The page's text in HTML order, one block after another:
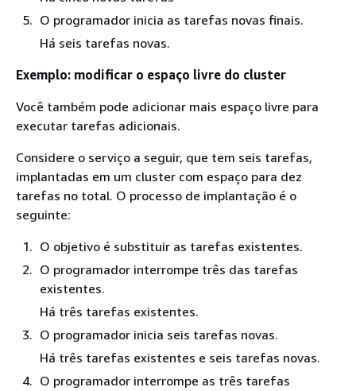
O programador inicia as tarefas novas finais.
Há seis tarefas novas.
Exemplo: modificar o espaço livre do cluster
Você também pode adicionar mais espaço livre para
executar tarefas adicionais.
Considere o serviço a seguir, que tem seis tarefas,
implantadas em um cluster com espaço para dez
tarefas no total. O processo de implantação é o
seguinte:
O objetivo é substituir as tarefas existentes.
O programador interrompe três das tarefas
existentes.
Há três tarefas existentes.
O programador inicia seis tarefas novas.
Há três tarefas existentes e seis tarefas novas.
O programador interrompe as três tarefas